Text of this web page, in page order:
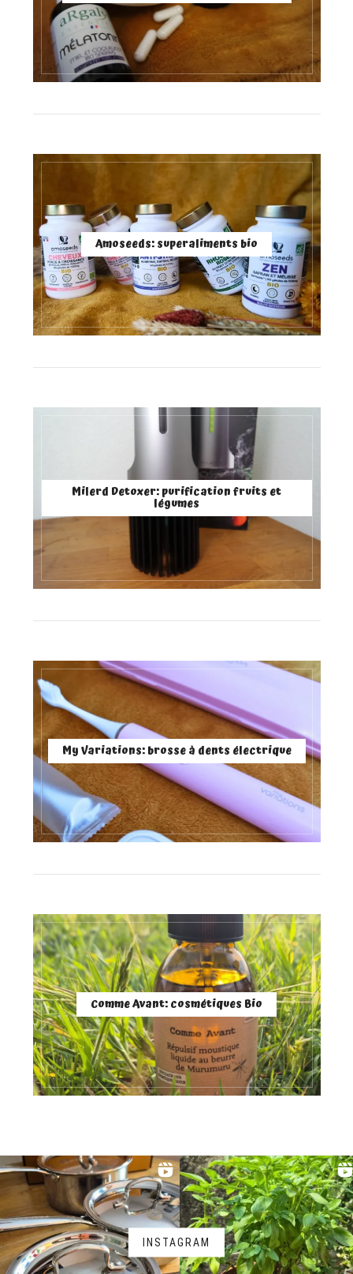
Amoseeds: superaliments bio
Milerd Detoxer: purification fruits et
légumes
My Variations: brosse à dents électrique
Comme Avant: cosmétiques Bio
INSTAGRAM